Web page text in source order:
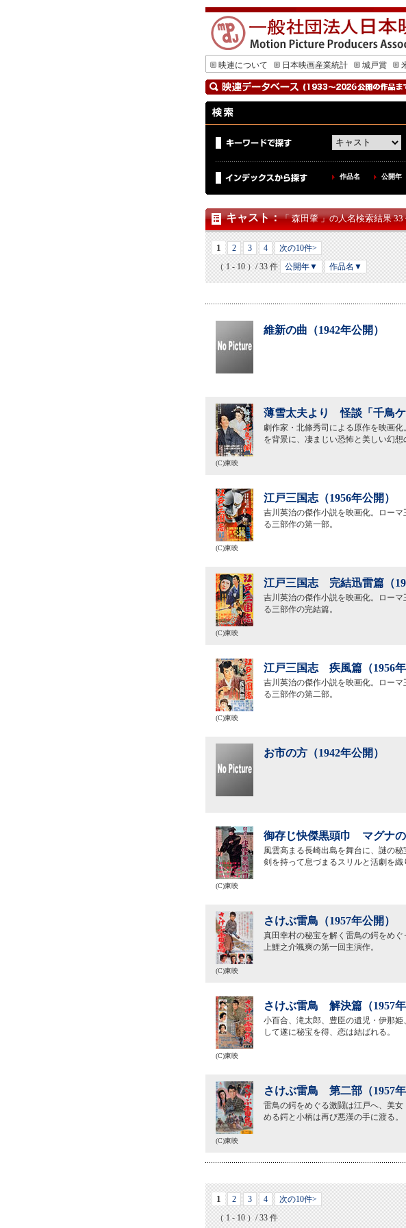
映連について
日本映画産業統計 城戸賞
作品名 公開年
キャスト：「 森田肇 」の人名検索結果 33
1 2 3 4
次の10件>
（ 1 - 10 ）/ 33 件
公開年▼ 作品名▼
維新の曲（1942年公開）
薄雪太夫より 怪談「千鳥ケ
劇作家・北條秀司による原作を映画
を背景に、凄まじい恐怖と美しい幻想
(C)東映
江戸三国志（1956年公開）
吉川英治の傑作小説を映画化。ロー
る三部作の第一部。
(C)東映
江戸三国志 完結迅雷篇（
吉川英治の傑作小説を映画化。ロー
る三部作の完結篇。
(C)東映
江戸三国志 疾風篇（1956年
吉川英治の傑作小説を映画化。ロー
る三部作の第二部。
(C)東映
お市の方（1942年公開）
御存じ快傑黒頭巾 マグナの
風雲高まる長崎出島を舞台に、謎の
剣を持って息づまるスリルと活劇を織
(C)東映
さけぶ雷鳥（1957年公開）
真田幸村の秘宝を解く雷鳥の鍔をめ
上鯉之介颯爽の第一回主演作。
(C)東映
さけぶ雷鳥 解決篇（1957年
小百合、滝太郎、豊臣の遺児・伊那
して遂に秘宝を得、恋は結ばれる。
(C)東映
さけぶ雷鳥 第二部（1957年
雷鳥の鍔をめぐる激闘は江戸へ、美
める鍔と小柄は再び悪漢の手に渡る。
(C)東映
1 2 3 4
次の10件>
（ 1 - 10 ）/ 33 件